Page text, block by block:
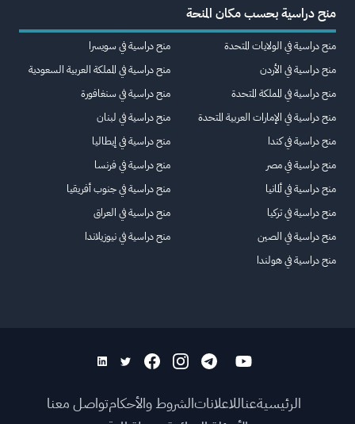
منح دراسية بحسب مكان المنحة
منح دراسية في الولايات المتحدة
منح دراسية في الأردن
منح دراسية في المملكة المتحدة
منح دراسية في الإمارات العربية المتحدة
منح دراسية في كندا
منح دراسية في مصر
منح دراسية في ألمانيا
منح دراسية في تركيا
منح دراسية في الصين
منح دراسية في هولندا
منح دراسية في سويسرا
منح دراسية في المملكة العربية السعودية
منح دراسية في سنغافورة
منح دراسية في لبنان
منح دراسية في إيطاليا
منح دراسية في فرنسا
منح دراسية في جنوب أفريقيا
منح دراسية في العراق
منح دراسية في نيوزيلاندا
الرئيسيةعناللاعلاناتالشروط والأحكامتواصل معنا